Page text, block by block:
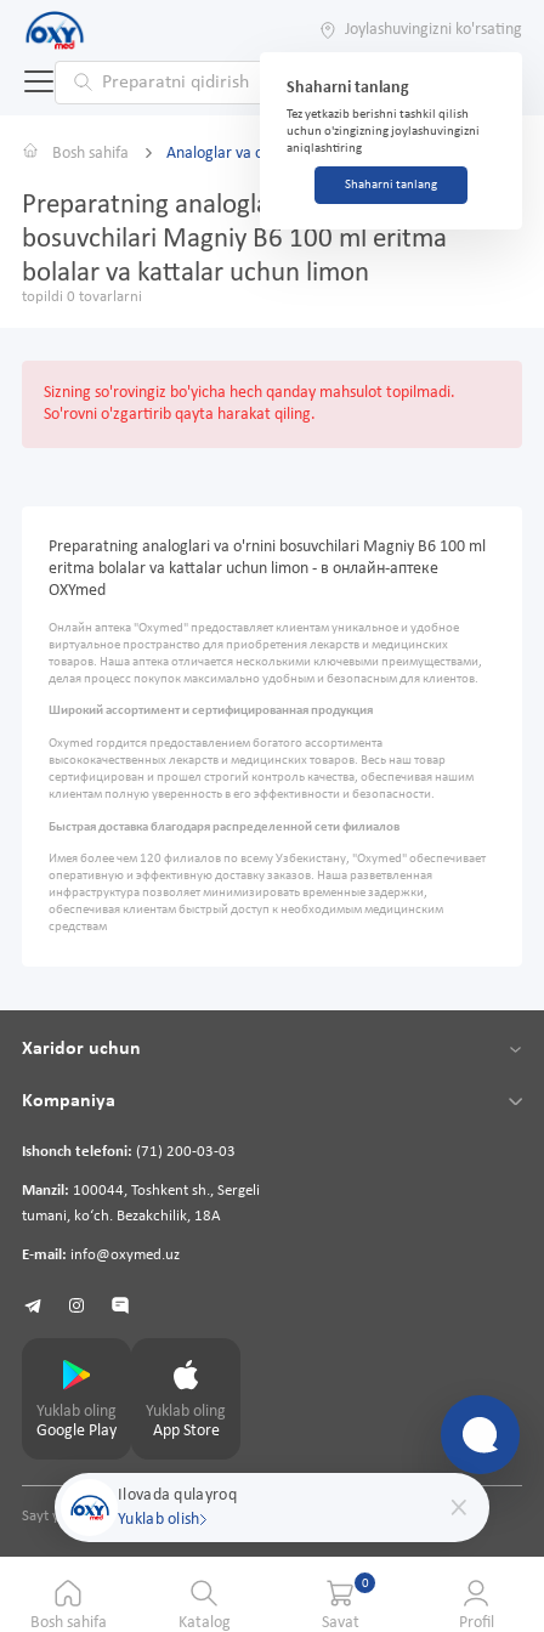
Joylashuvingizni ko'rsating
Shaharni tanlang
Tez yetkazib berishni tashkil qilish
uchun o'zingizning joylashuvingizni
aniqlashtiring
Shaharni tanlang
Bosh sahifa Analoglar va o'rnini bosuvchilar
Preparatning analoglari va o'rnini
bosuvchilari Magniy B6 100 ml eritma
bolalar va kattalar uchun limon
topildi 0 tovarlarni
Sizning so'rovingiz bo'yicha hech qanday mahsulot topilmadi.
So'rovni o'zgartirib qayta harakat qiling.
Preparatning analoglari va o'rnini bosuvchilari Magniy B6 100 ml
eritma bolalar va kattalar uchun limon - в онлайн-аптеке
OXYmed
Онлайн аптека "Oxymed" предоставляет клиентам уникальное и удобное
виртуальное пространство для приобретения лекарств и медицинских
товаров. Наша аптека отличается несколькими ключевыми преимуществами,
делая процесс покупок максимально удобным и безопасным для клиентов.
Широкий ассортимент и сертифицированная продукция
Oxymed гордится предоставлением богатого ассортимента
высококачественных лекарств и медицинских товаров. Весь наш товар
сертифицирован и прошел строгий контроль качества, обеспечивая нашим
клиентам полную уверенность в его эффективности и безопасности.
Быстрая доставка благодаря распределенной сети филиалов
Имея более чем 120 филиалов по всему Узбекистану, "Oxymed" обеспечивает
оперативную и эффективную доставку заказов. Наша разветвленная
инфраструктура позволяет минимизировать временные задержки,
обеспечивая клиентам быстрый доступ к необходимым медицинским
средствам
Ilovada qulayroq
Yuklab olish
Ishonch telefoni: (71) 200-03-03
Manzil: 100044, Toshkent sh., Sergeli
tumani, koʻch. Bezakchilik, 18A
E-mail: info@oxymed.uz
Xaridor uchun
Kompaniya
Yuklab oling
Google Play
Yuklab oling
App Store
Sayt yaratuvchipharmit.uz
Bosh sahifa Katalog
0
Savat Profil